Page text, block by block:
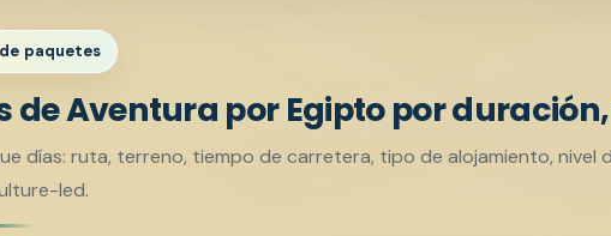
paquetes
de Aventura por Egipto por
días: ruta, terreno, tiempo de carretera, tipo de alojamiento, nivel
led.